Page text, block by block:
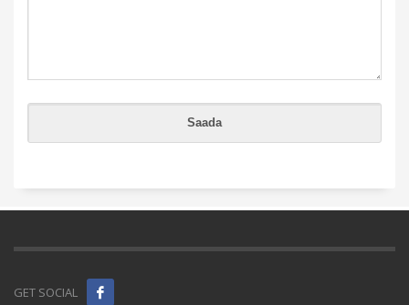
GET SOCIAL